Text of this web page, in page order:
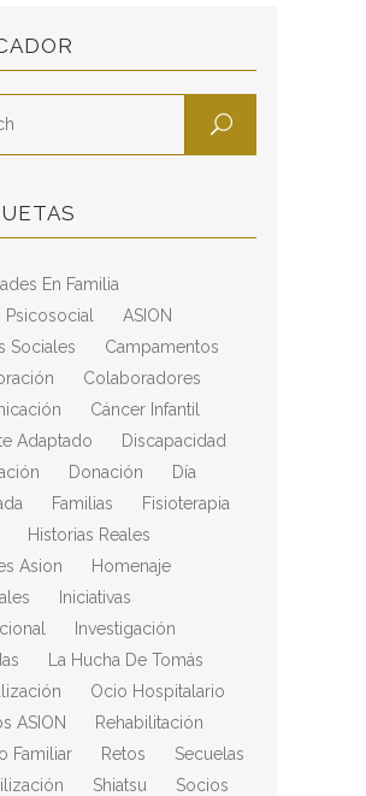
En Familia
ASION
Sociales
Campamentos
Colaboradores
Cáncer Infantil
Adaptado
Discapacidad
Donación
Día
Familias
Fisioterapia
Historias Reales
Asion
Homenaje
Iniciativas
Investigación
La Hucha De Tomás
Ocio Hospitalario
ASION
Rehabilitación
Familiar
Retos
Secuelas
Shiatsu
Socios